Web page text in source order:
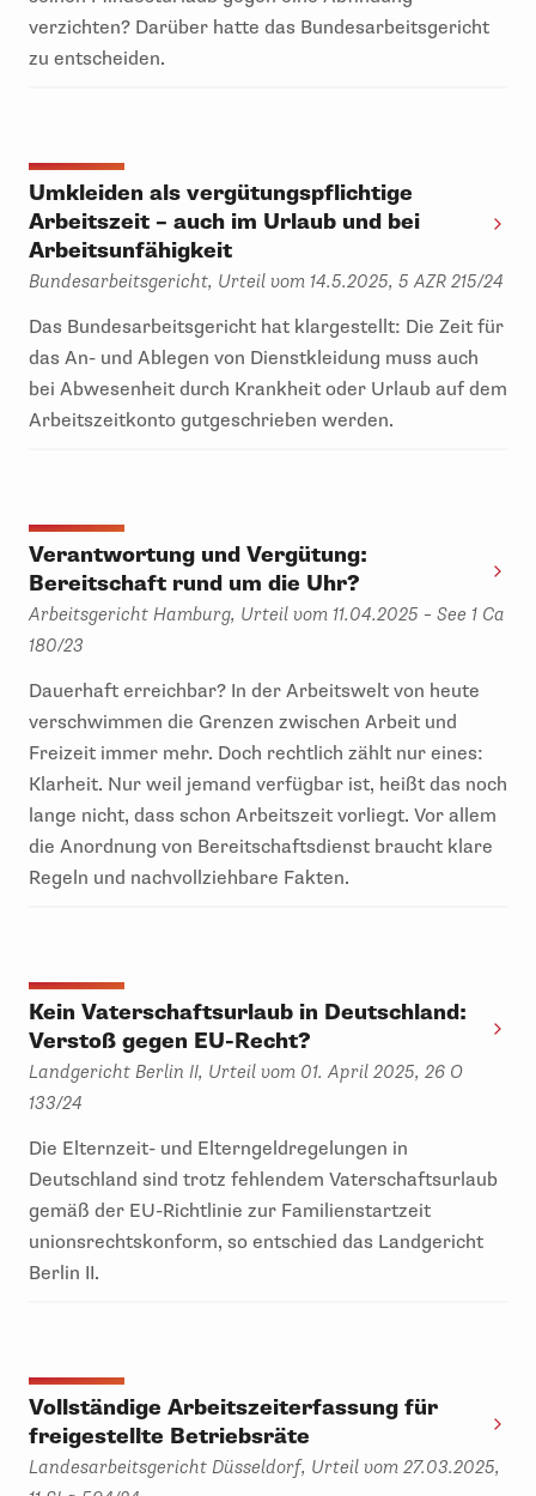
verzichten? Darüber hatte das Bundesarbeitsgericht
zu entscheiden.
Umkleiden als vergütungspflichtige
Arbeitszeit – auch im Urlaub und bei
Arbeitsunfähigkeit
Bundesarbeitsgericht, Urteil vom 14.5.2025, 5 AZR 215/24
Das Bundesarbeitsgericht hat klargestellt: Die Zeit für
das An- und Ablegen von Dienstkleidung muss auch
bei Abwesenheit durch Krankheit oder Urlaub auf dem
Arbeitszeitkonto gutgeschrieben werden.
Verantwortung und Vergütung:
Bereitschaft rund um die Uhr?
Arbeitsgericht Hamburg, Urteil vom 11.04.2025 – See 1 Ca
180/23
Dauerhaft erreichbar? In der Arbeitswelt von heute
verschwimmen die Grenzen zwischen Arbeit und
Freizeit immer mehr. Doch rechtlich zählt nur eines:
Klarheit. Nur weil jemand verfügbar ist, heißt das noch
lange nicht, dass schon Arbeitszeit vorliegt. Vor allem
die Anordnung von Bereitschaftsdienst braucht klare
Regeln und nachvollziehbare Fakten.
Kein Vaterschaftsurlaub in Deutschland:
Verstoß gegen EU-Recht?
Landgericht Berlin II, Urteil vom 01. April 2025, 26 O
133/24
Die Elternzeit- und Elterngeldregelungen in
Deutschland sind trotz fehlendem Vaterschaftsurlaub
gemäß der EU-Richtlinie zur Familienstartzeit
unionsrechtskonform, so entschied das Landgericht
Berlin II.
Vollständige Arbeitszeiterfassung für
freigestellte Betriebsräte
Landesarbeitsgericht Düsseldorf, Urteil vom 27.03.2025,